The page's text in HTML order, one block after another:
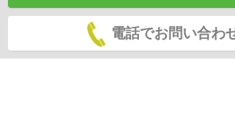
電話でお問い合わ